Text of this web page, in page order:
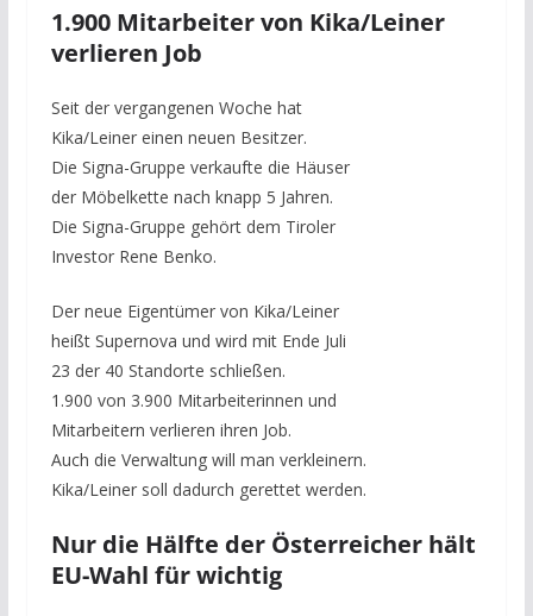
1.900 Mitarbeiter von Kika/Leiner
verlieren Job
Seit der vergangenen Woche hat
Kika/Leiner einen neuen Besitzer.
Die Signa-Gruppe verkaufte die Häuser
der Möbelkette nach knapp 5 Jahren.
Die Signa-Gruppe gehört dem Tiroler
Investor Rene Benko.
Der neue Eigentümer von Kika/Leiner
heißt Supernova und wird mit Ende Juli
23 der 40 Standorte schließen.
1.900 von 3.900 Mitarbeiterinnen und
Mitarbeitern verlieren ihren Job.
Auch die Verwaltung will man verkleinern.
Kika/Leiner soll dadurch gerettet werden.
Nur die Hälfte der Österreicher hält
EU-Wahl für wichtig